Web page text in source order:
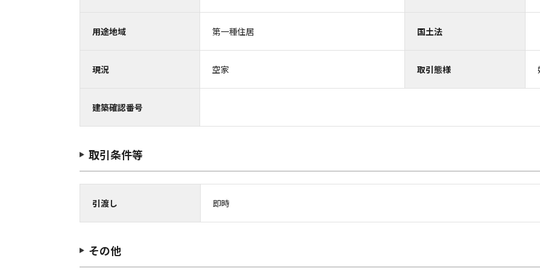
用途地域 第一種住居 国土法
現況 空家 取引態様
建築確認番号
取引条件等
引渡し 即時
その他